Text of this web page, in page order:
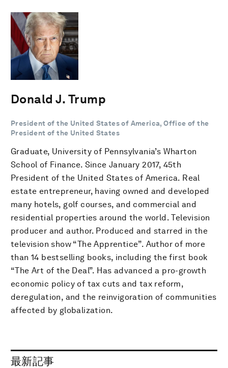
Donald J. Trump
President of the United States of America, Office of the
President of the United States
Graduate, University of Pennsylvania’s Wharton
School of Finance. Since January 2017, 45th
President of the United States of America. Real
estate entrepreneur, having owned and developed
many hotels, golf courses, and commercial and
residential properties around the world. Television
producer and author. Produced and starred in the
television show “The Apprentice”. Author of more
than 14 bestselling books, including the first book
“The Art of the Deal”. Has advanced a pro-growth
economic policy of tax cuts and tax reform,
deregulation, and the reinvigoration of communities
affected by globalization.
最新記事